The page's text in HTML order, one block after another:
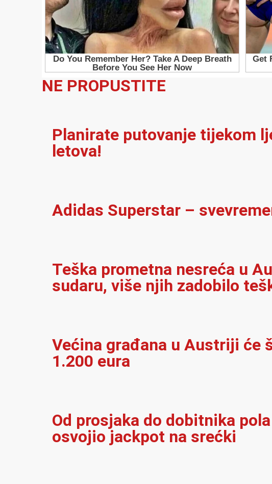
NE PROPUSTITE
Planirate putovanje tijekom
letova!
Adidas Superstar –
Teška prometna nesreća u
sudaru, više njih zadobilo
Većina građana u Austriji će
1.200 eura
Od prosjaka do dobitnika
osvojio jackpot na srećki